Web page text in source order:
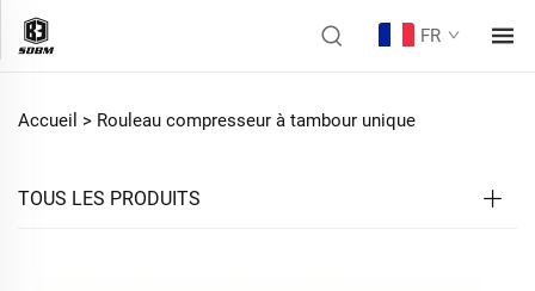
FR
Accueil > Rouleau compresseur à tambour unique
TOUS LES PRODUITS